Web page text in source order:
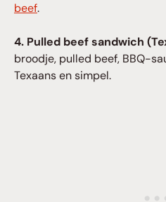
beef.
4. Pulled beef sandwich
broodje, pulled beef, BBQ-
Texaans en simpel.